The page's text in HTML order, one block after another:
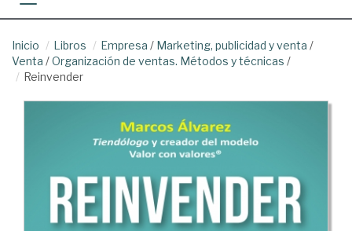
Inicio Libros Empresa / Marketing, publicidad y venta /
Venta /Organización de ventas. Métodos y técnicas /
Reinvender